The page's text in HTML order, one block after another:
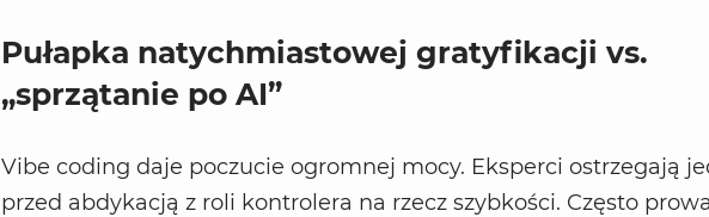
Pułapka natychmiastowej gratyfikacji vs.
„sprzątanie po AI”
Vibe coding daje poczucie ogromnej mocy. Eksperci ostrzegają
przed abdykacją z roli kontrolera na rzecz szybkości. Często